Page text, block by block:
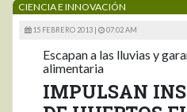
CIENCIA E INNOVACIÓN
15 FEBRERO 2013 | 07:02 AM
Escapan a las lluvias y
alimentaria
IMPULSAN